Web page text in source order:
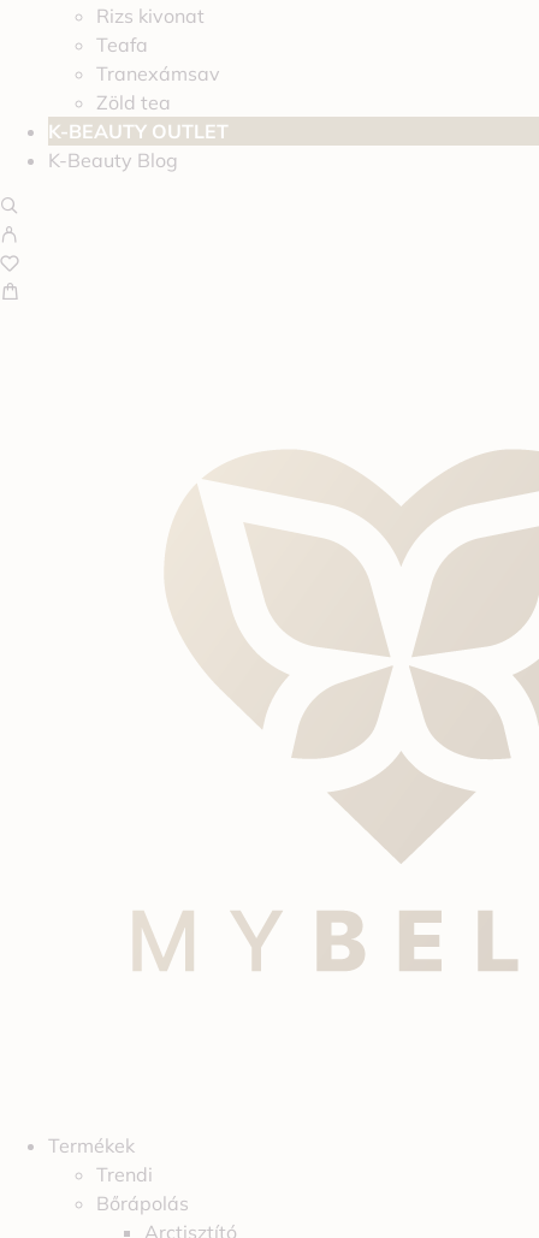
Rizs kivonat
Teafa
Tranexámsav
Zöld tea
K-BEAUTY OUTLET
K-Beauty Blog
Termékek
Trendi
Bőrápolás
Arctisztító